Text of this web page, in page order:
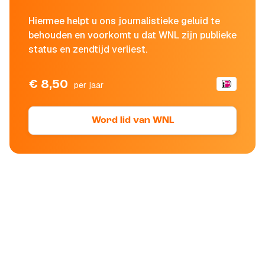
Hiermee helpt u ons journalistieke geluid te
behouden en voorkomt u dat WNL zijn publieke
status en zendtijd verliest.
€ 8,50 per jaar
Word lid van WNL